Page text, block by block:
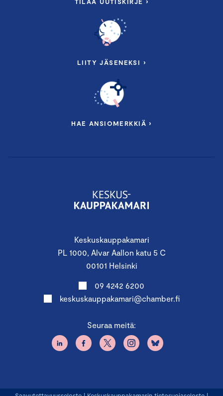
Keskuskauppakamari
PL 1000, Alvar Aallon katu 5 C
00101 Helsinki
09 4242 6200
keskuskauppakamari@chamber.fi
Seuraa meitä:
LIITY JÄSENEKSI ›
HAE ANSIOMERKKIÄ ›